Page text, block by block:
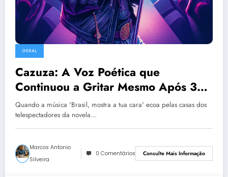
GERAL
Cazuza: A Voz Poética que
Continuou a Gritar Mesmo Após 35
Anos de Silêncio
Quando a música 'Brasil, mostra a tua cara' ecoa pelas casas dos
telespectadores da novela…
Marcos Antonio
Silveira
0 Comentários Consulte Mais Informação